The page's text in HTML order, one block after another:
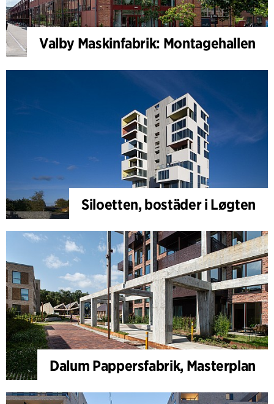
Valby Maskinfabrik: Montagehallen
Siloetten, bostäder i Løgten
Dalum Pappersfabrik, Masterplan